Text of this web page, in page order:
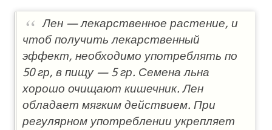
Лен — лекарственное растение, и
чтоб получить лекарственный
эффект, необходимо употреблять по
50 гр, в пищу — 5 гр. Семена льна
хорошо очищают кишечник. Лен
обладает мягким действием. При
регулярном употреблении укрепляет